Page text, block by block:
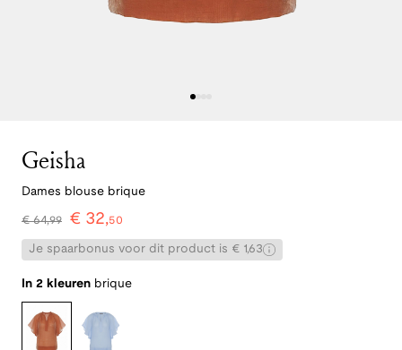
Geisha
Dames blouse brique
€64,99 € 32,50
Je spaarbonus voor dit product is € 1,63
In 2 kleuren brique